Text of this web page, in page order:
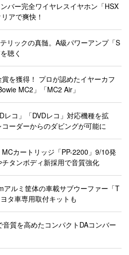
バー完全ワイヤレスイヤホン「HSX
アで爽快！
リックの真髄。A級パワーアンプ「S
聴く
を獲得！ プロが認めたイヤーカフ
MC2」「MC2 Air」
レコ」「DVDレコ」対応機種を拡
ーダーからのダビングが可能に
カートリッジ「PP-2200」9/10発
タンボディ新採用で音質強化
アルミ筐体の車載サブウーファー「T
タ車専用取付キットも
質を高めたコンパクトDAコンバー